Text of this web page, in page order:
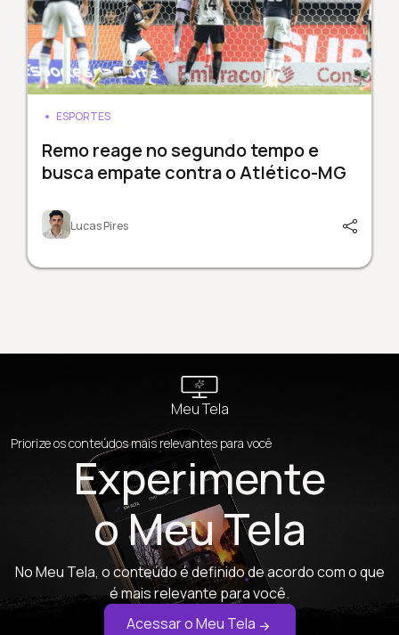
ESPORTES
Remo reage no segundo tempo e
busca empate contra o Atlético-MG
Lucas Pires
Meu Tela
Priorize os conteúdos mais relevantes para você
Experimente
o Meu Tela
No Meu Tela, o conteúdo é definido de acordo com o que
é mais relevante para você.
Acessar o Meu Tela